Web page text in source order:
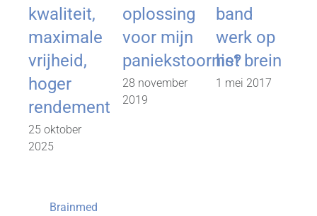
kwaliteit,
maximale
vrijheid,
hoger
rendement
25 oktober
2025
oplossing
voor mijn
paniekstoornis?
28 november
2019
band
werk op
het brein
1 mei 2017
Brainmed